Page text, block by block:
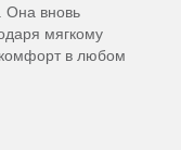
Она вновь
мягкому
в любом